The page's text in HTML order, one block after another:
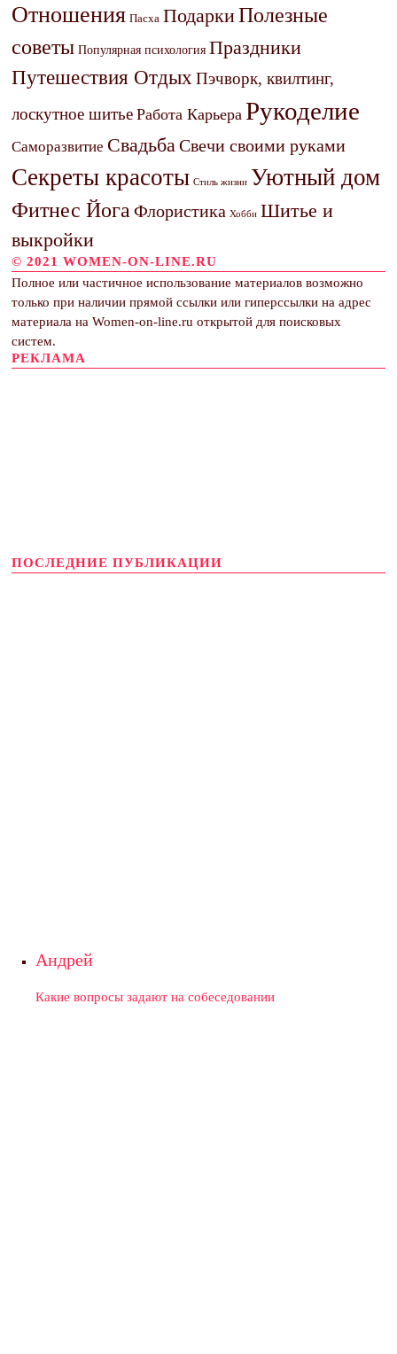
Отношения Пасха ПодаркиПолезные
советы Популярная психология Праздники
Путешествия Отдых Пэчворк, квилтинг,
лоскутное шитье Работа Карьера Рукоделие
Саморазвитие Свадьба Свечи своими руками
Секреты красоты Стиль жизни Уютный дом
Фитнес Йога Флористика Хобби Шитье и
выкройки
© 2021 WOMEN-ON-LINE.RU
Полное или частичное использование материалов возможно
только при наличии прямой ссылки или гиперссылки на адрес
материала на Women-on-line.ru открытой для поисковых
систем.
РЕКЛАМА
ПОСЛЕДНИЕ ПУБЛИКАЦИИ
Андрей
Какие вопросы задают на собеседовании